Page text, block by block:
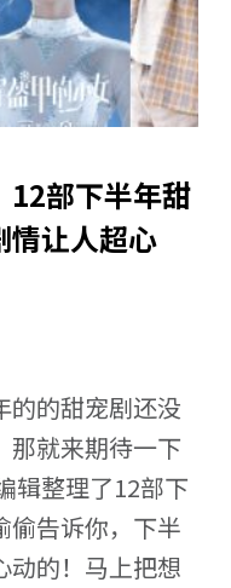
12部下半年甜
情让人超心
的的甜宠剧还没
那就来期待一下
辑整理了12部下
偷告诉你，下半
动的！马上把想